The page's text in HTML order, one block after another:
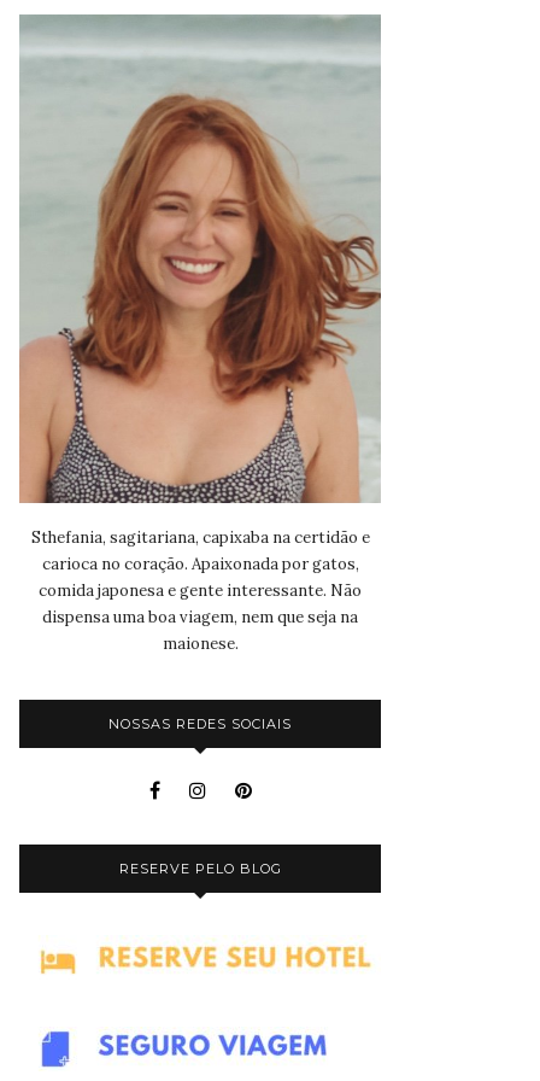
Sthefania, sagitariana, capixaba na certidão e
carioca no coração. Apaixonada por gatos,
comida japonesa e gente interessante. Não
dispensa uma boa viagem, nem que seja na
maionese.
NOSSAS REDES SOCIAIS
RESERVE PELO BLOG